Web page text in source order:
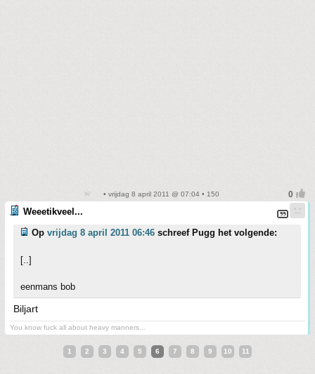
• vrijdag 8 april 2011 @ 07:04 • 150
Weeetikveel...
Op vrijdag 8 april 2011 06:46 schreef Pugg het volgende:
[..]
eenmans bob
Biljart
You know fuck all about heavy manners...
1 2 3 4 5 6 7 8 9 10 11